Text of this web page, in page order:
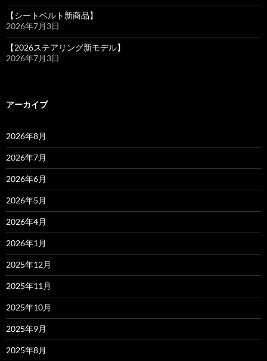
【シートベルト新商品】
2026年7月3日
【2026ステアリング新モデル】
2026年7月3日
アーカイブ
2026年8月
2026年7月
2026年6月
2026年5月
2026年4月
2026年1月
2025年12月
2025年11月
2025年10月
2025年9月
2025年8月